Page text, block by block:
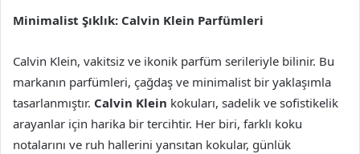
Minimalist Şıklık: Calvin Klein Parfümleri
Calvin Klein, vakitsiz ve ikonik parfüm serileriyle bilinir. Bu
markanın parfümleri, çağdaş ve minimalist bir yaklaşımla
tasarlanmıştır. Calvin Klein kokuları, sadelik ve sofistikelik
arayanlar için harika bir tercihtir. Her biri, farklı koku
notalarını ve ruh hallerini yansıtan kokular, günlük